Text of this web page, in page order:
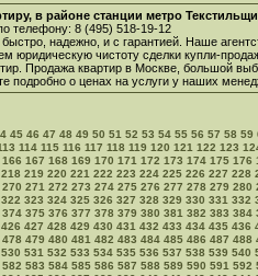
в районе станции метро
телефону: 8 (495) 518-19-12
надежно, и с гарантией. Наше
юридическую чистоту сделки купли-
Продажа квартир в Москве, большой
подробно о ценах на услуги у наших
45 46 47 48 49 50 51 52 53 54 55 56 57 58 59
114 115 116 117 118 119 120 121 122 123
166 167 168 169 170 171 172 173 174 175 176
218 219 220 221 222 223 224 225 226 227 228
270 271 272 273 274 275 276 277 278 279 280
322 323 324 325 326 327 328 329 330 331 332
374 375 376 377 378 379 380 381 382 383 384
426 427 428 429 430 431 432 433 434 435 436
478 479 480 481 482 483 484 485 486 487 488
530 531 532 533 534 535 536 537 538 539 540
582 583 584 585 586 587 588 589 590 591 592